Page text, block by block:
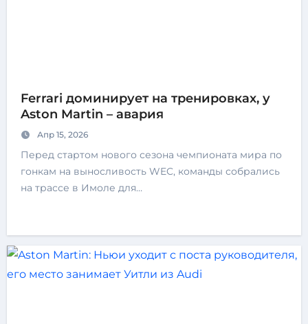
Ferrari доминирует на тренировках, у
Aston Martin – авария
Апр 15, 2026
Перед стартом нового сезона чемпионата мира по
гонкам на выносливость WEC, команды собрались
на трассе в Имоле для…